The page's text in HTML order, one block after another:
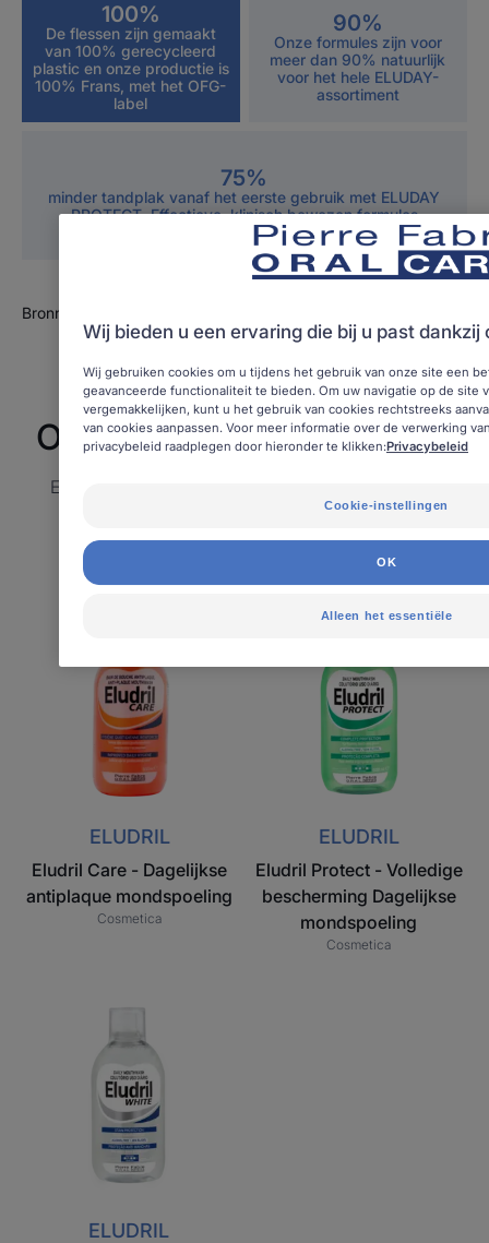
100%
De flessen zijn gemaakt
van 100% gerecycleerd
plastic en onze productie is
100% Frans, met het OFG-
label
90%
Onze formules zijn voor
meer dan 90% natuurlijk
voor het hele ELUDAY-
assortiment
75%
minder tandplak vanaf het eerste gebruik met ELUDAY
PROTECT. Effectieve, klinisch bewezen formules
Bronnen bekijken
Onze ELUDRIL-producten
Een assortiment dagelijkse mondwaters voor alle
-
Dagelijkse
antiplaque
mondspoeling
ELUDRIL
Eludril Care - Dagelijkse
antiplaque mondspoeling
Cosmetica
Eludril
-
Volledige
bescherming
Dagelijkse
mondspoeling
ELUDRIL
Eludril Protect - Volledige
bescherming Dagelijkse
mondspoeling
Cosmetica
White_Witte
tanden
Dagelijkse
Mondspoeling
ELUDRIL
Wij bieden u een ervaring die bij u past dankzij
Wij gebruiken cookies om u tijdens het gebruik van onze site een
geavanceerde functionaliteit te bieden. Om uw navigatie op de site
vergemakkelijken, kunt u het gebruik van cookies rechtstreeks
van cookies aanpassen. Voor meer informatie over de verwerking
privacybeleid raadplegen door hieronder te klikken:Privacybeleid
Cookie-instellingen
Alleen het essentiële
OK